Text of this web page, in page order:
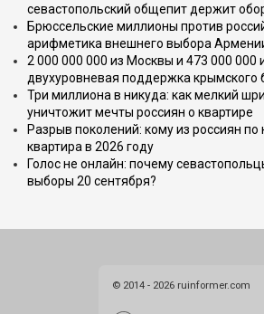
севастопольский общепит держит
Брюссельские миллионы против
арифметика внешнего выбора
2 000 000 000 из Москвы и 473 000 000
двухуровневая поддержка крымского
Три миллиона в никуда: как мелкий
уничтожит мечты россиян о квартире
Разрыв поколений: кому из россиян по
квартира в 2026 году
Голос не онлайн: почему
выборы 20 сентября?
© 2014 - 2026 ruinformer.com